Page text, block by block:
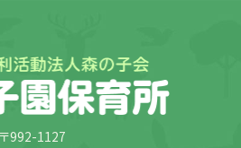
〒992-1127